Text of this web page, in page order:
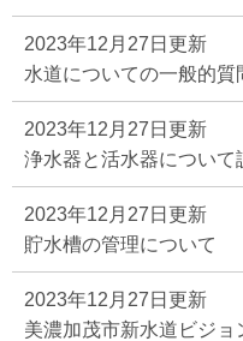
2023年12月27日更新
水道についての一般的質
2023年12月27日更新
浄水器と活水器について
2023年12月27日更新
貯水槽の管理について
2023年12月27日更新
美濃加茂市新水道ビジョ